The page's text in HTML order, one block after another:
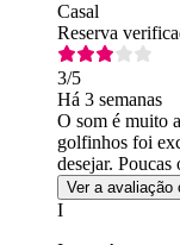
Casal
Reserva
3/5
Há 3 semanas
O som é muito
golfinhos foi
desejar.
Ver a avaliação
I